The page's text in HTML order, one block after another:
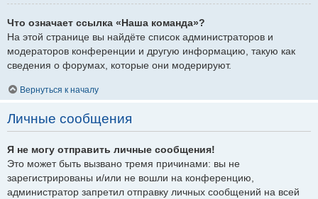
Что означает ссылка «Наша команда»?
На этой странице вы найдёте список администраторов и
модераторов конференции и другую информацию, такую как
сведения о форумах, которые они модерируют.
Вернуться к началу
Личные сообщения
Я не могу отправить личные сообщения!
Это может быть вызвано тремя причинами: вы не
зарегистрированы и/или не вошли на конференцию,
администратор запретил отправку личных сообщений на всей